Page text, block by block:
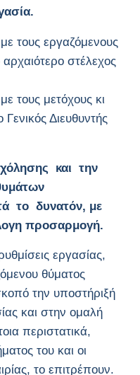
τους εργαζόμενους
στέλεχος
τους μετόχους κι
Διευθυντής
και την
το δυνατόν, με
προσαρμογή.
εργασίας,
θύματος
την υποστήριξή
και στην ομαλή
περιστατικά,
του και οι
το επιτρέπουν.